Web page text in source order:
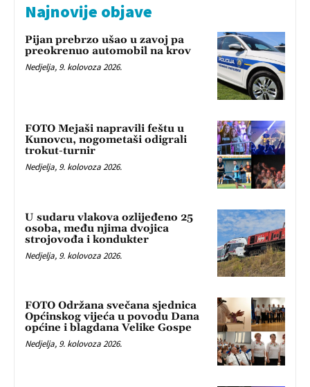
Najnovije objave
Pijan prebrzo ušao u zavoj pa
preokrenuo automobil na krov
Nedjelja, 9. kolovoza 2026.
FOTO Mejaši napravili feštu u
Kunovcu, nogometaši odigrali
trokut-turnir
Nedjelja, 9. kolovoza 2026.
U sudaru vlakova ozlijeđeno 25
osoba, među njima dvojica
strojovođa i kondukter
Nedjelja, 9. kolovoza 2026.
FOTO Održana svečana sjednica
Općinskog vijeća u povodu Dana
općine i blagdana Velike Gospe
Nedjelja, 9. kolovoza 2026.